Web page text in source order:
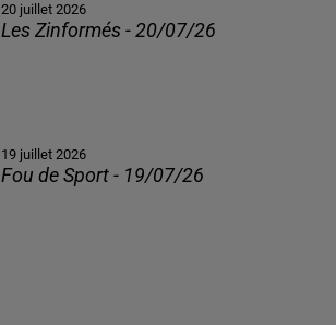
20 juillet 2026
Les Zinformés - 20/07/26
19 juillet 2026
Fou de Sport - 19/07/26